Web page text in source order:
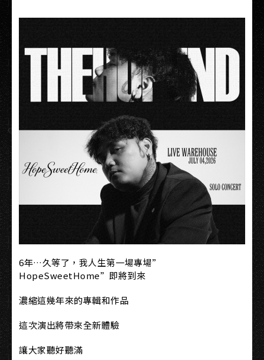
6年…久等了，我人生第一場專場”
HopeSweetHome”即將到來
濃縮這幾年來的專輯和作品
這次演出將帶來全新體驗
讓大家聽好聽滿